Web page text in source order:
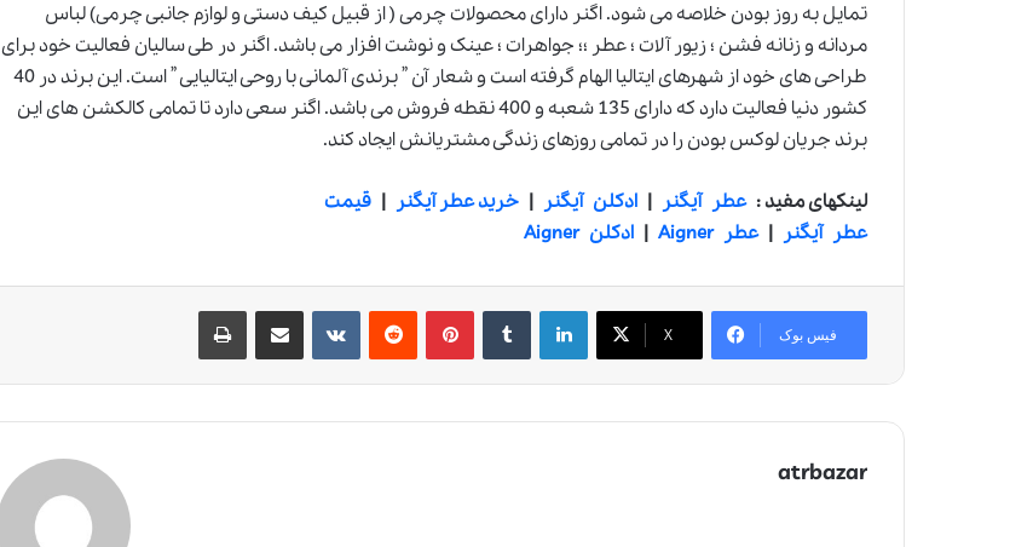
تمایل به روز بودن خلاصه می شود. اگنر دارای محصولات چرمی ( از قبیل کیف دستی و لوازم جانبی چرمی) لباس
مردانه و زنانه فشن ؛ زیور آلات ؛ عطر ؛؛ جواهرات ؛ عینک و نوشت افزار می باشد. اگنر در طی سالیان فعالیت خود برای
طراحی های خود از شهرهای ایتالیا الهام گرفته است و شعار آن ” برندی آلمانی با روحی ایتالیایی ” است. این برند در 40
کشور دنیا فعالیت دارد که دارای 135 شعبه و 400 نقطه فروش می باشد. اگنر سعی دارد تا تمامی کالکشن های این
برند جریان لوکس بودن را در تمامی روزهای زندگی مشتریانش ایجاد کند.
لینکهای مفید :عطر آیگنر | ادکلن آیگنر | خرید عطر آیگنر | قیمت
عطر آیگنر |عطر Aigner | ادکلن Aigner
فیس بوک X
لینکدین ‫تامبلر ‫پین‌ترست‫رددیت ‫VKontakteاشتراک گذاری از طریق ایمیل چاپ
atrbazar